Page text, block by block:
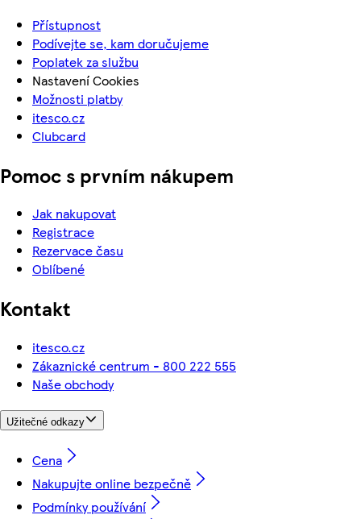
Přístupnost
Podívejte se, kam doručujeme
Poplatek za službu
Nastavení Cookies
Možnosti platby
itesco.cz
Clubcard
Pomoc s prvním nákupem
Jak nakupovat
Registrace
Rezervace času
Oblíbené
Kontakt
itesco.cz
Zákaznické centrum - 800 222 555
Naše obchody
Užitečné odkazy
Cena
Nakupujte online bezpečně
Podmínky používání